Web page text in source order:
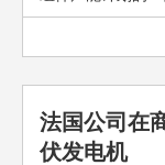
法国公司在
伏发电机